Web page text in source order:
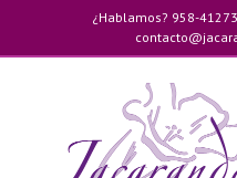
contenido
¿Hablamos? 958-